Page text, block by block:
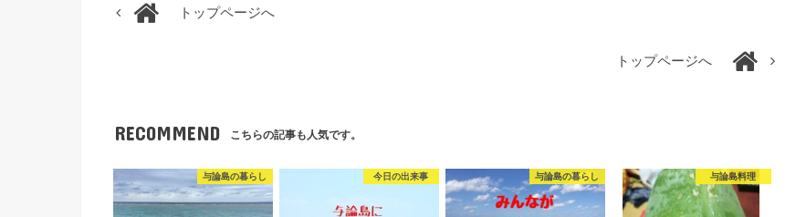
トップページへ
トップページへ
RECOMMEND こちらの記事も人気です。
与論島の暮らし 今日の出来事 与論島の暮らし 与論島料理